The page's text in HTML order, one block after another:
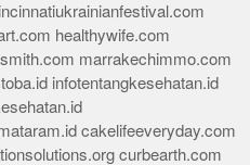
healthywife.com
marrakechimmo.com
infotentangkesehatan.id
cakelifeeveryday.com
curbearth.com